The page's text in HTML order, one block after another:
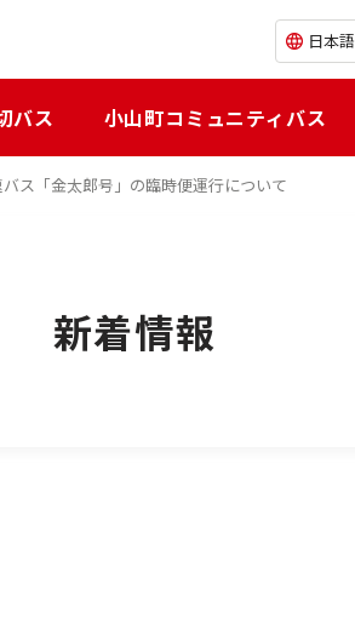
日本語
バス 小山町コミュニティバス
ス「金太郎号」の臨時便運行について
新着情報